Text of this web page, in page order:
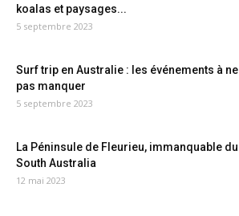
koalas et paysages...
5 septembre 2023
Surf trip en Australie : les événements à ne
pas manquer
5 septembre 2023
La Péninsule de Fleurieu, immanquable du
South Australia
12 mai 2023